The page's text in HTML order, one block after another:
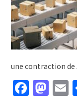
une contraction de